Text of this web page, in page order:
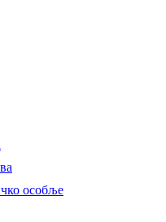
особље